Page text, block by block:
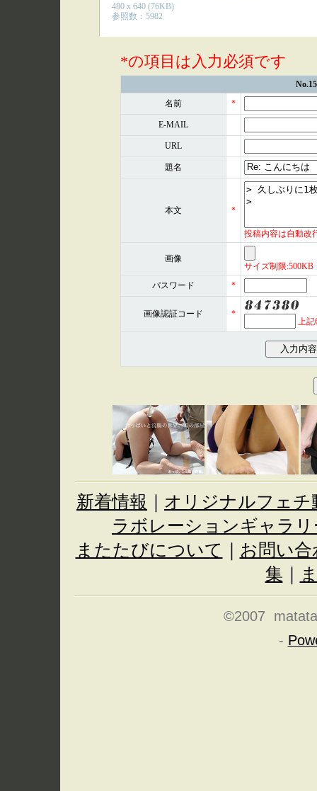
480 x 640 (76KB)
参照数：5982
*の項目は入力必須です
名前 *
E-MAIL
URL
題名
本文 *
投稿内容は自動改
画像
サイズ制限
パスワード *
画像認証コード
*
上
新着情報
オリジナルフェチ
ラボレーションギャラリ
またたびについて
お問い合
集
©2007
-